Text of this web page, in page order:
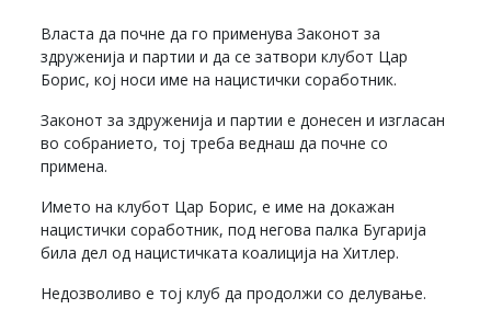
Власта да почне да го применува Законот за
здруженија и партии и да се затвори клубот Цар
Борис, кој носи име на нацистички соработник.
Законот за здруженија и партии е донесен и изгласан
во собранието, тој треба веднаш да почне со
примена.
Името на клубот Цар Борис, е име на докажан
нацистички соработник, под негова палка Бугарија
била дел од нацистичката коалиција на Хитлер.
Недозволиво е тој клуб да продолжи со делување.